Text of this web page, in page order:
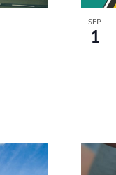
SEP
1